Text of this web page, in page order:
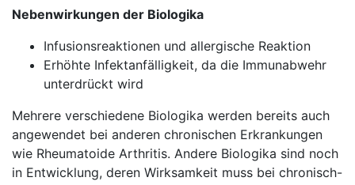
Nebenwirkungen der Biologika
Infusionsreaktionen und allergische Reaktion
Erhöhte Infektanfälligkeit, da die Immunabwehr
unterdrückt wird
Mehrere verschiedene Biologika werden bereits auch
angewendet bei anderen chronischen Erkrankungen
wie Rheumatoide Arthritis. Andere Biologika sind noch
in Entwicklung, deren Wirksamkeit muss bei chronisch-